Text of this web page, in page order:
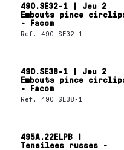
490.SE32-1 | Jeu 2
Embouts pince
- Facom
Ref.490.SE32-1
490.SE38-1 | Jeu 2
Embouts pince
- Facom
Ref.490.SE38-1
495A.22ELPB |
Tenailees russes -